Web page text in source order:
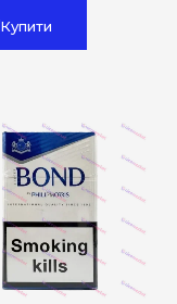
Купити